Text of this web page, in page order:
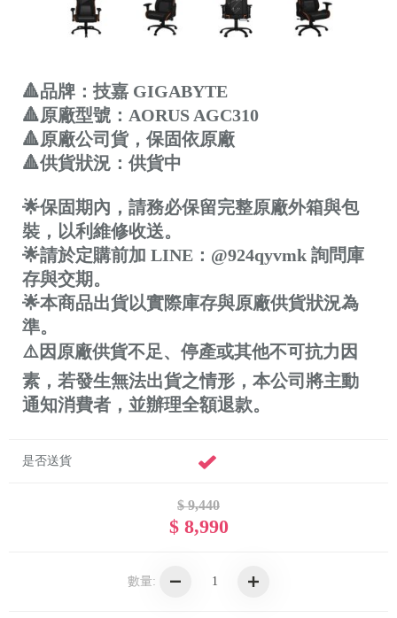
🔺品牌：技嘉 GIGABYTE
🔺原廠型號：AORUS AGC310
🔺原廠公司貨，保固依原廠
🔺供貨狀況：供貨中
🌟保固期內，請務必保留完整原廠外箱與包
裝，以利維修收送。
🌟請於定購前加 LINE：@924qyvmk 詢問庫
存與交期。
🌟本商品出貨以實際庫存與原廠供貨狀況為
準。
⚠️因原廠供貨不足、停產或其他不可抗力因
素，若發生無法出貨之情形，本公司將主動
通知消費者，並辦理全額退款。
是否送貨
$ 9,440
$ 8,990
數量: